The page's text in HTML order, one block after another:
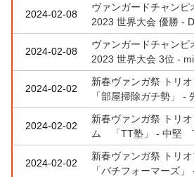
2024-02-08
ヴァンガードチャンピ
2023 世界大会 優勝 -
2024-02-08
ヴァンガードチャンピ
2023 世界大会 3位 -
2024-02-02
新春ヴァンガ祭 トリ
「部屋掃除ガチ勢」
2024-02-02
新春ヴァンガ祭 トリ
ム 「TT塾」 - 中堅
2024-02-02
新春ヴァンガ祭 トリ
「バチフォーマーズ